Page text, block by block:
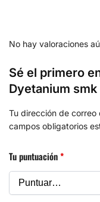
No hay valoraciones
Sé el primero
Dyetanium
Tu dirección de correo
campos obligatorios
Tu puntuación*